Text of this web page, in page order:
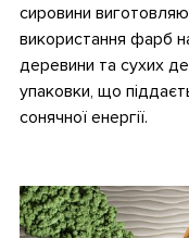
сировини
використання фарб
деревини та сухих
упаковки, що
сонячної енергії.